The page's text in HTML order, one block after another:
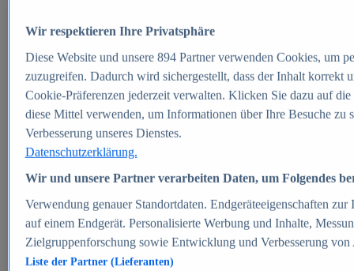
Zum Report
E-commerce
Beliebte Statistiken
Aktuelle Statistiken
E-Commerce - Entwicklung des Umsatzes in
Deutschland 1999-2025
Umsatz von Amazon in Deutschland und weltweit
2010-2025
B2C-E-Commerce: Top-50 Online Shops in
Deutschland 2024
Marktanteile von Online-Zahlungsverfahren in
Deutschland 2024
Umsatzstarke Warengruppen im Online-Handel in
Deutschland 2023-2025
Wir respektieren Ihre Privatsphäre
Diese Website und unsere 894Partner verwenden Cookies, um
zuzugreifen. Dadurch wird sichergestellt, dass der Inhalt korrekt
Cookie-Präferenzen jederzeit verwalten. Klicken Sie dazu auf
diese Mittel verwenden, um Informationen über Ihre Besuche
Verbesserung unseres Dienstes.
Datenschutzerklärung.
Wir und unsere Partner verarbeiten Daten, um Folgendes
Verwendung genauer Standortdaten. Endgeräteeigenschaften
auf einem Endgerät. Personalisierte Werbung und Inhalte,
Zielgruppenforschung sowie Entwicklung und Verbesserung von
Liste der Partner (Lieferanten)